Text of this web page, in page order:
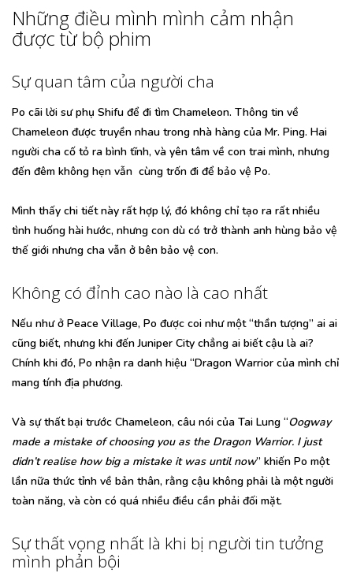
Những điều mình mình cảm nhận
được từ bộ phim
Sự quan tâm của người cha
Po cãi lời sư phụ Shifu để đi tìm Chameleon. Thông tin về
Chameleon được truyền nhau trong nhà hàng của Mr. Ping. Hai
người cha cố tỏ ra bình tĩnh, và yên tâm về con trai mình, nhưng
đến đêm không hẹn vẫn cùng trốn đi để bảo vệ Po.
Mình thấy chi tiết này rất hợp lý, đó không chỉ tạo ra rất nhiều
tình huống hài hước, nhưng con dù có trở thành anh hùng bảo vệ
thế giới nhưng cha vẫn ở bên bảo vệ con.
Không có đỉnh cao nào là cao nhất
Nếu như ở Peace Village, Po được coi như một “thần tượng” ai ai
cũng biết, nhưng khi đến Juniper City chẳng ai biết cậu là ai?
Chính khi đó, Po nhận ra danh hiệu “Dragon Warrior của mình chỉ
mang tính địa phương.
Và sự thất bại trước Chameleon, câu nói của Tai Lung “Oogway
made a mistake of choosing you as the Dragon Warrior. I just
didn’t realise how big a mistake it was until now” khiến Po một
lần nữa thức tỉnh về bản thân, rằng cậu không phải là một người
toàn năng, và còn có quá nhiều điều cần phải đối mặt.
Sự thất vọng nhất là khi bị người tin tưởng
mình phản bội